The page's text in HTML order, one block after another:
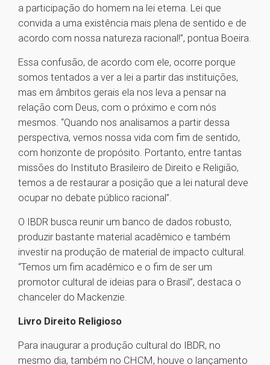
a participação do homem na lei eterna. Lei que
convida a uma existência mais plena de sentido e de
acordo com nossa natureza racional!”, pontua Boeira.
Essa confusão, de acordo com ele, ocorre porque
somos tentados a ver a lei a partir das instituições,
mas em âmbitos gerais ela nos leva a pensar na
relação com Deus, com o próximo e com nós
mesmos. “Quando nos analisamos a partir dessa
perspectiva, vemos nossa vida com fim de sentido,
com horizonte de propósito. Portanto, entre tantas
missões do Instituto Brasileiro de Direito e Religião,
temos a de restaurar a posição que a lei natural deve
ocupar no debate público racional”.
O IBDR busca reunir um banco de dados robusto,
produzir bastante material acadêmico e também
investir na produção de material de impacto cultural.
“Temos um fim acadêmico e o fim de ser um
promotor cultural de ideias para o Brasil”, destaca o
chanceler do Mackenzie.
Livro Direito Religioso
Para inaugurar a produção cultural do IBDR, no
mesmo dia, também no CHCM, houve o lançamento